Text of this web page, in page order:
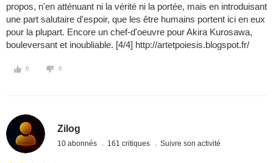
propos, n'en atténuant ni la vérité ni la portée, mais en introduisant
une part salutaire d'espoir, que les être humains portent ici en eux
pour la plupart. Encore un chef-d'oeuvre pour Akira Kurosawa,
bouleversant et inoubliable. [4/4] http://artetpoiesis.blogspot.fr/
0 0
Zilog
10 abonnés 161 critiques Suivre son activité